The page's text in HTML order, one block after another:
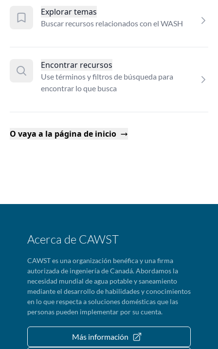
Explorar temas
Buscar recursos relacionados con el WASH
Encontrar recursos
Use términos y filtros de búsqueda para
encontrar lo que busca
O vaya a la página de inicio
Acerca de CAWST
CAWST es una organización benéfica y una firma
autorizada de ingeniería de Canadá. Abordamos la
necesidad mundial de agua potable y saneamiento
mediante el desarrollo de habilidades y conocimientos
en lo que respecta a soluciones domésticas que las
personas pueden implementar por su cuenta.
Más información